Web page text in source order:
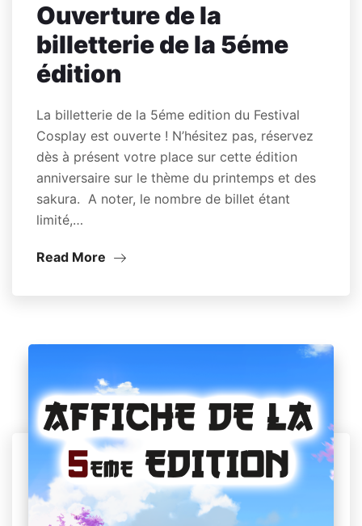
Ouverture de la
billetterie de la 5éme
édition
La billetterie de la 5éme edition du Festival
Cosplay est ouverte ! N’hésitez pas, réservez
dès à présent votre place sur cette édition
anniversaire sur le thème du printemps et des
sakura. A noter, le nombre de billet étant
limité,…
Read More